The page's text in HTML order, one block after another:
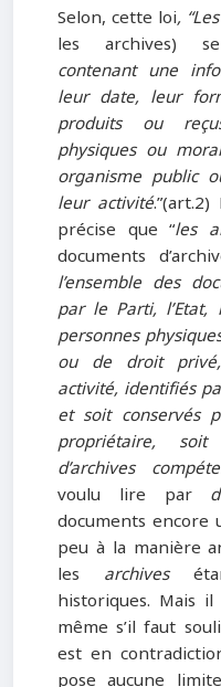
Selon, cette loi,
les archives)
contenant une
leur date, leur
produits ou
physiques ou
organisme public
leur activité
précise que “les
documents
l’ensemble des
par le Parti, l’Etat,
personnes
ou de droit
activité, identifiés
et soit conservés
propriétaire,
d’archives
voulu lire par
documents encore
peu à la manière
les archives
historiques. Mais il
même s’il faut
est en
pose aucune